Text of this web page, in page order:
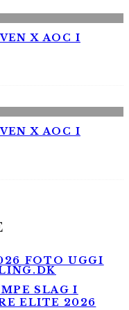
X AOC I
X AOC I
SLAG I
ELITE 2026